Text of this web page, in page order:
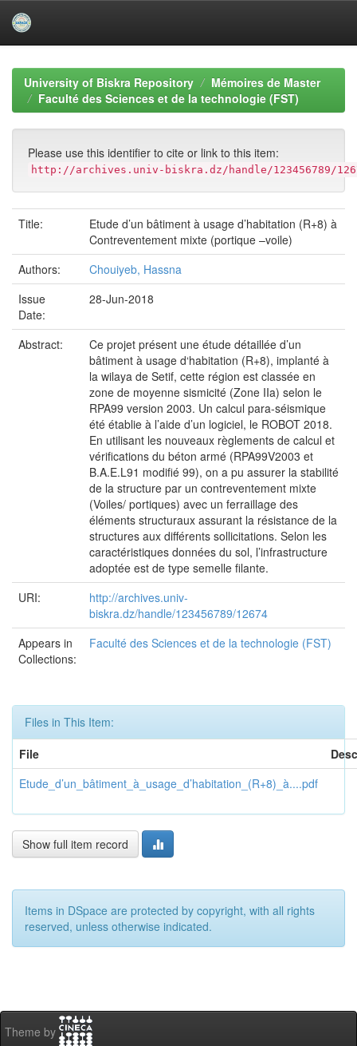
navigationUniversity of Biskra Repository
Mémoires de Master
Faculté des Sciences et de la technologie (FST)
Please use this identifier to cite or link to this item:
http://archives.univ-biskra.dz/handle/123456789/
Title:
Etude d’un bâtiment à usage d’habitation (R+8) à
Contreventement mixte (portique –voile)
Authors:
Chouiyeb, Hassna
Issue
Date:
28-Jun-2018
Abstract:
Ce projet présent une étude détaillée d’un
bâtiment à usage d‘habitation (R+8), implanté à
la wilaya de Setif, cette région est classée en
zone de moyenne sismicité (Zone IIa) selon le
RPA99 version 2003. Un calcul para-séismique
été établie à l’aide d’un logiciel, le ROBOT 2018.
En utilisant les nouveaux règlements de calcul et
vérifications du béton armé (RPA99V2003 et
B.A.E.L91 modifié 99), on a pu assurer la stabilité
de la structure par un contreventement mixte
(Voiles/ portiques) avec un ferraillage des
éléments structuraux assurant la résistance de la
structures aux différents sollicitations. Selon les
caractéristiques données du sol, l’infrastructure
adoptée est de type semelle filante.
URI:
http://archives.univ-
biskra.dz/handle/123456789/12674
Appears in
Collections:
Faculté des Sciences et de la technologie (FST)
Files in This Item:
File
Etude_d’un_bâtiment_à_usage_d’habitation_(R+8)_à....pdf
Show full item record
Items in DSpace are protected by copyright, with all rights
reserved, unless otherwise indicated.
Theme by